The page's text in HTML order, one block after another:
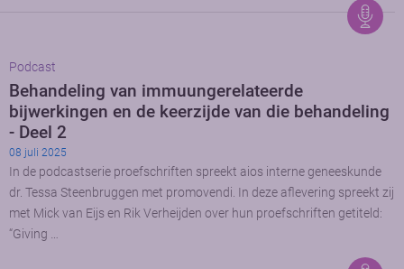
Podcast
Behandeling van immuungerelateerde
bijwerkingen en de keerzijde van die behandeling
- Deel 2
08 juli 2025
In de podcastserie proefschriften spreekt aios interne geneeskunde
dr. Tessa Steenbruggen met promovendi. In deze aflevering spreekt zij
met Mick van Eijs en Rik Verheijden over hun proefschriften getiteld:
“Giving …